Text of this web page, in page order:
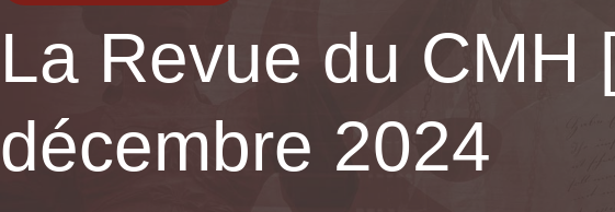
La Revue du CMH
décembre 2024